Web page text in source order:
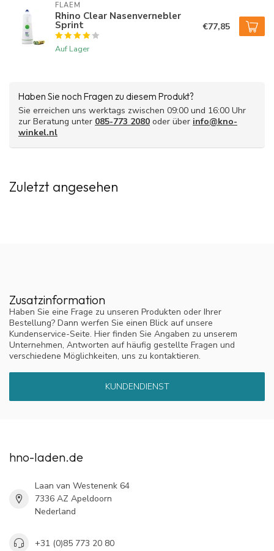
FLAEM
Rhino Clear Nasenvernebler
Sprint
Auf Lager
€77,85
Haben Sie noch Fragen zu diesem Produkt?
Sie erreichen uns werktags zwischen 09:00 und 16:00 Uhr
zur Beratung unter 085-773 2080 oder über info@kno-
winkel.nl
Zuletzt angesehen
Zusatzinformation
Haben Sie eine Frage zu unseren Produkten oder Ihrer
Bestellung? Dann werfen Sie einen Blick auf unsere
Kundenservice-Seite. Hier finden Sie Angaben zu unserem
Unternehmen, Antworten auf häufig gestellte Fragen und
verschiedene Möglichkeiten, uns zu kontaktieren.
KUNDENDIENST
hno-laden.de
Laan van Westenenk 64
7336 AZ Apeldoorn
Nederland
+31 (0)85 773 20 80